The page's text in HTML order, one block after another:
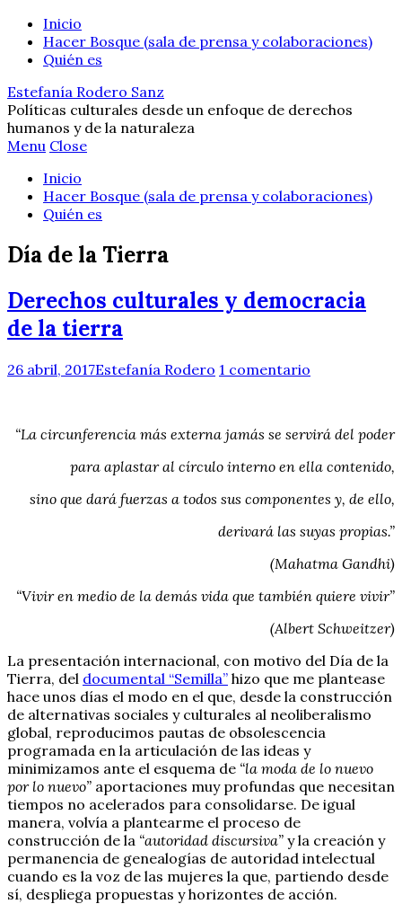
Inicio
Hacer Bosque (sala de prensa y colaboraciones)
Quién es
Estefanía Rodero Sanz
Políticas culturales desde un enfoque de derechos
humanos y de la naturaleza
Menu Close
Inicio
Hacer Bosque (sala de prensa y colaboraciones)
Quién es
Día de la Tierra
Derechos culturales y democracia
de la tierra
26 abril, 2017Estefanía Rodero 1 comentario
“La circunferencia más externa jamás se servirá del poder
para aplastar al círculo interno en ella contenido,
sino que dará fuerzas a todos sus componentes y, de ello,
derivará las suyas propias.”
(Mahatma Gandhi)
“Vivir en medio de la demás vida que también quiere vivir”
(Albert Schweitzer)
La presentación internacional, con motivo del Día de la
Tierra, del documental “Semilla” hizo que me plantease
hace unos días el modo en el que, desde la construcción
de alternativas sociales y culturales al neoliberalismo
global, reproducimos pautas de obsolescencia
programada en la articulación de las ideas y
minimizamos ante el esquema de “la moda de lo nuevo
por lo nuevo” aportaciones muy profundas que necesitan
tiempos no acelerados para consolidarse. De igual
manera, volvía a plantearme el proceso de
construcción de la “autoridad discursiva” y la creación y
permanencia de genealogías de autoridad intelectual
cuando es la voz de las mujeres la que, partiendo desde
sí, despliega propuestas y horizontes de acción.